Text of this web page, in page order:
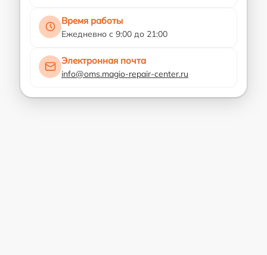
Время работы
Ежедневно с 9:00 до 21:00
Электронная почта
info@oms.magio-repair-center.ru